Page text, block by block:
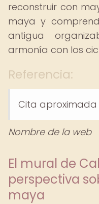
reconstruir con
maya y
antigua
armonía con los
Referencia:
Cita aproximada
Nombre de la web
El mural de
perspectiva
maya